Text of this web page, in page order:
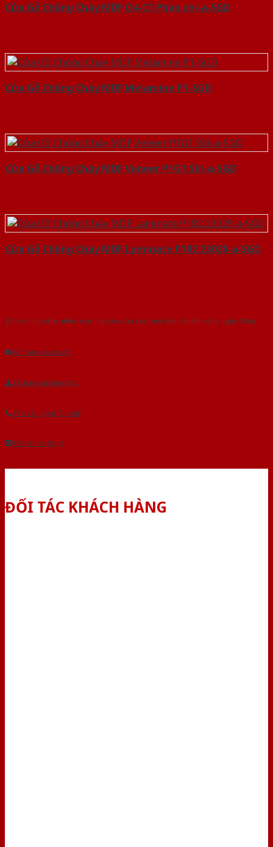
Cửa Gỗ Chống Cháy MDF O4-C1 Phào chi-a-SGD
Cửa Gỗ Chống Cháy MDF Melamine P1-SGD
Cửa Gỗ Chống Cháy MDF Veneer P1G1 Sồi-a-SGD
Cửa Gỗ Chống Cháy MDF Laminate P1R2 23029-a-SGD
Với kinh nghiệm nhiêu năm nghiên cứu cửa theo tiêu chuẩn công nghệ Châu
Gửi yêu cầu tư vấn
Tải báo giá tổng hợp
Yêu cầu gọi lại (3 phút)
Dành cho đại lý
ĐỐI TÁC KHÁCH HÀNG